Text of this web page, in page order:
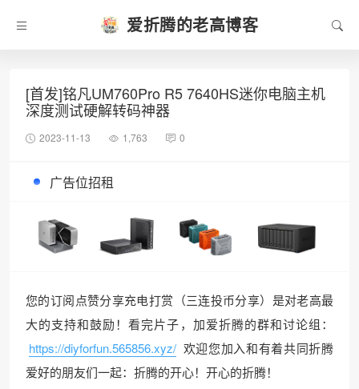
爱折腾的老高博客
[首发]铭凡UM760Pro R5 7640HS迷你电脑主机
深度测试硬解转码神器
2023-11-13 1,763 0
广告位招租
您的订阅点赞分享充电打赏（三连投币分享）是对老高最
大的支持和鼓励！看完片子，加爱折腾的群和讨论组：
https://diyforfun.565856.xyz/ 欢迎您加入和有着共同折腾
爱好的朋友们一起：折腾的开心！开心的折腾！